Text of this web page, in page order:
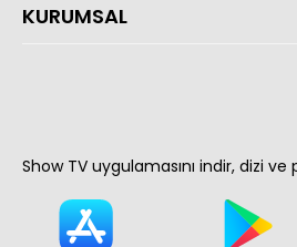
KURUMSAL
Show TV uygulamasını indir, dizi ve